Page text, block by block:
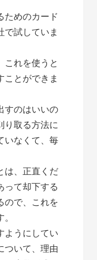
ためのカード
で試していま
これを使うと
ことができま
すのはいいの
り取る方法に
いなくて、毎
は、正直くだ
って却下する
ので、これを
ようにしてい
ついて、理由